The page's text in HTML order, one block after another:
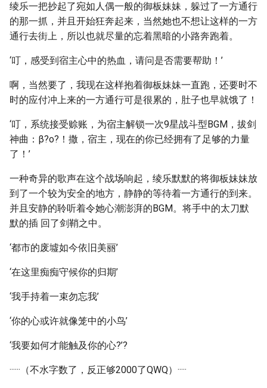
绫乐一把抄起了宛如人偶一般的御板妹妹，躲过了一方通行
的那一抓，并且开始狂奔起来，当然她也不想让这样的一方
通行去街上，所以也就尽量的忘着黑暗的小路奔跑着。
‘叮，感受到宿主心中的热血，请问是否需要帮助！’
啊，当然要了，我现在这样抱着御板妹妹一直跑，还要时不
时的应付冲上来的一方通行可是很累的，肚子也早就饿了！
‘叮，系统接受赊账，为宿主解锁一次9星战斗型BGM，拔剑
神曲：β?ο?！撒，宿主，现在的你已经拥有了足够的力量
了！’
一种奇异的歌声在这个战场响起，绫乐默默的将御板妹妹放
到了一个较为安全的地方，静静的等待着一方通行的到来。
并且安静的聆听着令她心潮澎湃的BGM。将手中的太刀默
默的插 回了剑鞘之中。
‘都市的废墟如今依旧美丽’
‘在这里痴痴守候你的归期’
‘我手持着一束勿忘我’
‘你的心或许就像笼中的小鸟’
‘我要如何才能触及你的心?’?
······（不水字数了，反正够2000了QWQ）·····